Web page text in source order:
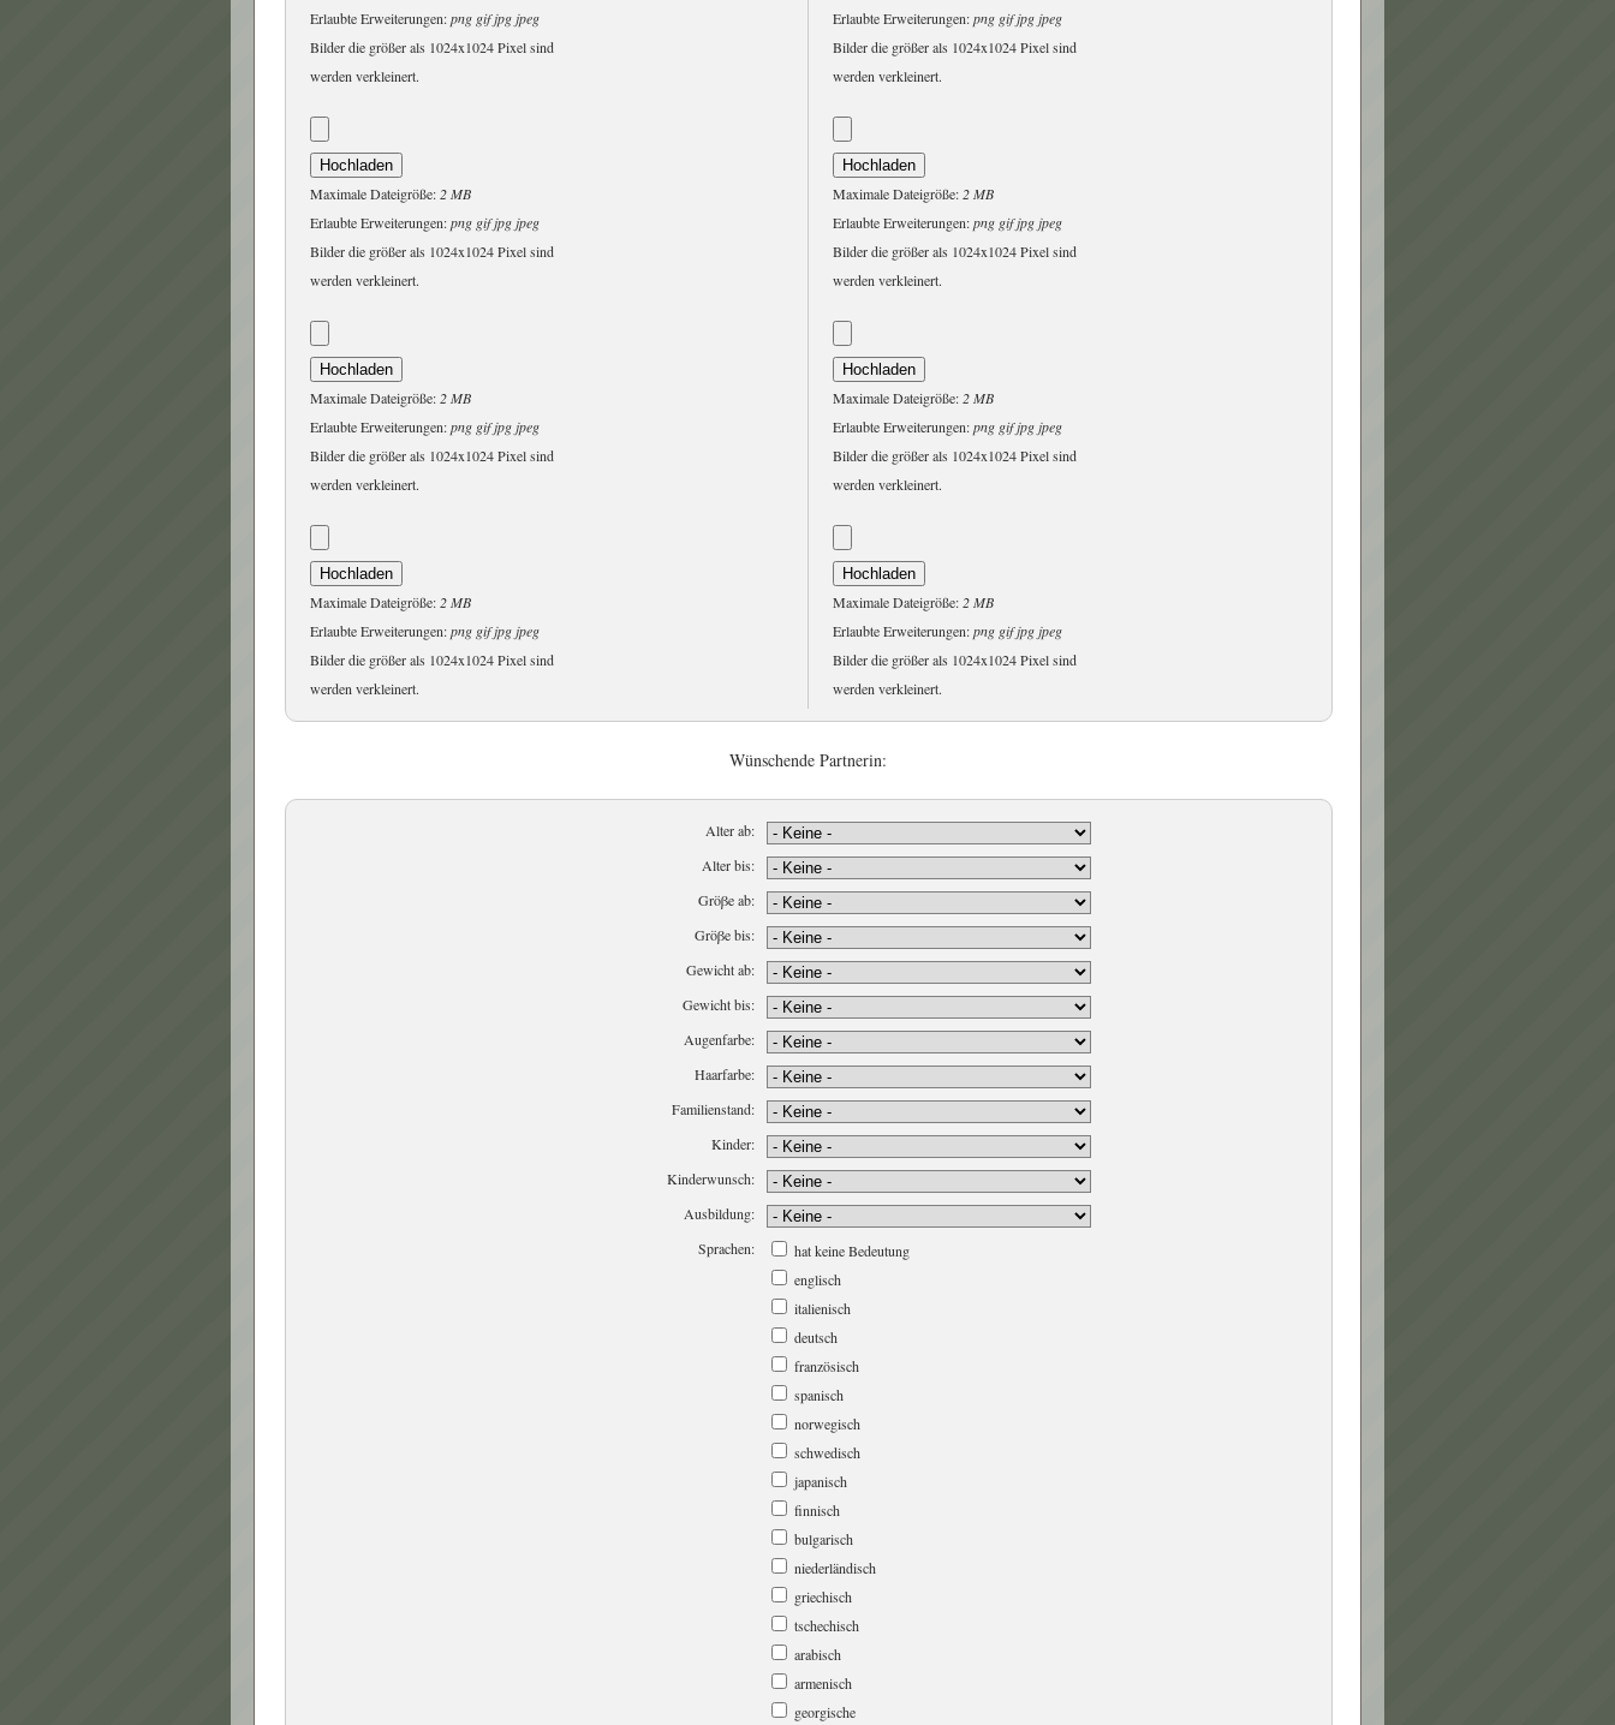
Erlaubte Erweiterungen:png gif jpg jpeg
Bilder die größer als 1024x1024 Pixel sind
werden verkleinert.
Erlaubte Erweiterungen:png gif jpg jpeg
Bilder die größer als 1024x1024 Pixel sind
werden verkleinert.
Maximale Dateigröße: 2 MB
Erlaubte Erweiterungen:png gif jpg jpeg
Bilder die größer als 1024x1024 Pixel sind
werden verkleinert.
Maximale Dateigröße: 2 MB
Erlaubte Erweiterungen:png gif jpg jpeg
Bilder die größer als 1024x1024 Pixel sind
werden verkleinert.
Maximale Dateigröße: 2 MB
Erlaubte Erweiterungen:png gif jpg jpeg
Bilder die größer als 1024x1024 Pixel sind
werden verkleinert.
Maximale Dateigröße: 2 MB
Erlaubte Erweiterungen:png gif jpg jpeg
Bilder die größer als 1024x1024 Pixel sind
werden verkleinert.
Maximale Dateigröße: 2 MB
Erlaubte Erweiterungen:png gif jpg jpeg
Bilder die größer als 1024x1024 Pixel sind
werden verkleinert.
Maximale Dateigröße: 2 MB
Erlaubte Erweiterungen:png gif jpg jpeg
Bilder die größer als 1024x1024 Pixel sind
werden verkleinert.
Wünschende Partnerin:
Alter ab:
Alter bis:
Gröβe ab:
Gröβe bis:
Gewicht ab:
Gewicht bis:
Augenfarbe:
Haarfarbe:
Familienstand:
Kinder:
Kinderwunsch:
Ausbildung:
Sprachen:
hat keine Bedeutung
englisch
italienisch
deutsch
französisch
spanisch
norwegisch
schwedisch
japanisch
finnisch
bulgarisch
niederländisch
griechisch
tschechisch
arabisch
armenisch
georgische